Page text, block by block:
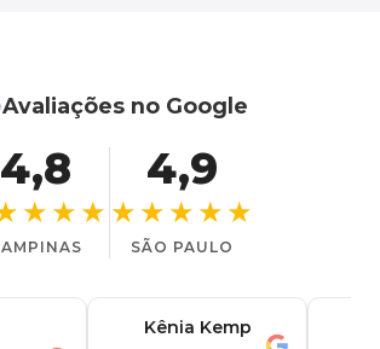
Avaliações no Google
4,8 4,9
★★★★★
SÃO PAULO
Kênia Kemp